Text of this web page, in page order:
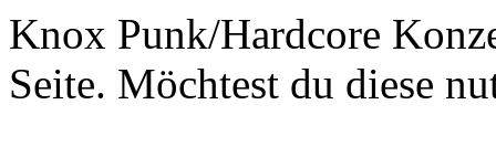
Knox Punk/Hardcore
Seite. Möchtest du diese